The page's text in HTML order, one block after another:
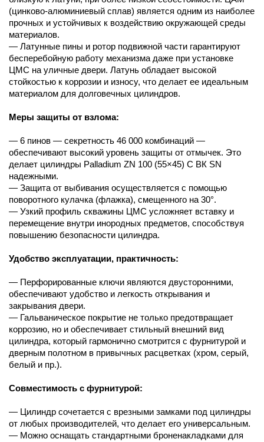
(цинково-алюминиевый сплав) является одним из наиболее
прочных и устойчивых к воздействию окружающей среды
материалов.
— Латунные пины и ротор подвижной части гарантируют
бесперебойную работу механизма даже при установке
ЦМС на уличные двери. Латунь обладает высокой
стойкостью к коррозии и износу, что делает ее идеальным
материалом для долговечных цилиндров.
Меры защиты от взлома:
— 6 пинов — секретность 46 000 комбинаций —
обеспечивают высокий уровень защиты от отмычек. Это
делает цилиндры Palladium ZN 100 (55×45) C ВК SN
надежными.
— Защита от выбивания осуществляется с помощью
поворотного кулачка (флажка), смещенного на 30°.
— Узкий профиль скважины ЦМС усложняет вставку и
перемещение внутри инородных предметов, способствуя
повышению безопасности цилиндра.
Удобство эксплуатации, практичность:
— Перфорированные ключи являются двусторонними,
обеспечивают удобство и легкость открывания и
закрывания двери.
— Гальваническое покрытие не только предотвращает
коррозию, но и обеспечивает стильный внешний вид
цилиндра, который гармонично смотрится с фурнитурой и
дверным полотном в привычных расцветках (хром, серый,
белый и пр.).
Совместимость с фурнитурой:
— Цилиндр сочетается с врезными замками под цилиндры
от любых производителей, что делает его универсальным.
— Можно оснащать стандартными броненакладками для